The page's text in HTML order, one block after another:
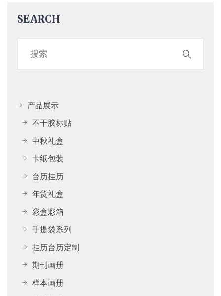
SEARCH
产品展示
不干胶标贴
中秋礼盒
卡纸包装
台历挂历
年货礼盒
彩盒彩箱
手提袋系列
挂历台历定制
期刊画册
样本画册